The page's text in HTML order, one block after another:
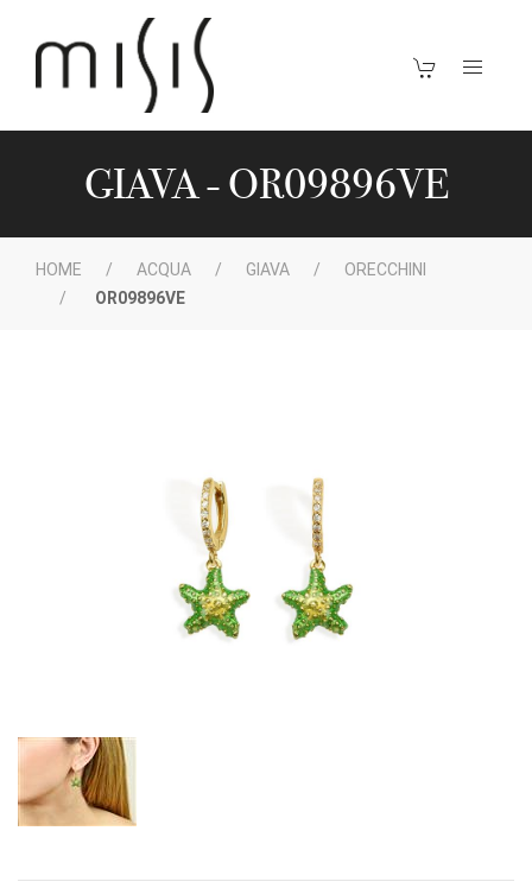
GIAVA - OR09896VE
HOME ACQUA GIAVA
ORECCHINI
OR09896VE